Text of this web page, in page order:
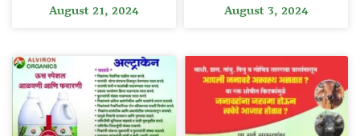
August 21, 2024 August 3, 2024